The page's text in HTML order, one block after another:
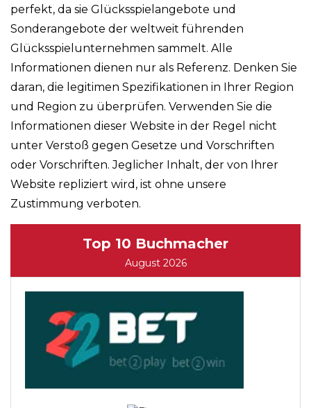
perfekt, da sie Glücksspielangebote und
Sonderangebote der weltweit führenden
Glücksspielunternehmen sammelt. Alle
Informationen dienen nur als Referenz. Denken Sie
daran, die legitimen Spezifikationen in Ihrer Region
und Region zu überprüfen. Verwenden Sie die
Informationen dieser Website in der Regel nicht
unter Verstoß gegen Gesetze und Vorschriften
oder Vorschriften. Jeglicher Inhalt, der von Ihrer
Website repliziert wird, ist ohne unsere
Zustimmung verboten.
Top 10 Buchmacher
August 2026